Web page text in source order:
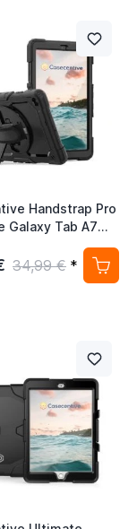
Handstrap Pro
Galaxy Tab A7
34,99 € *